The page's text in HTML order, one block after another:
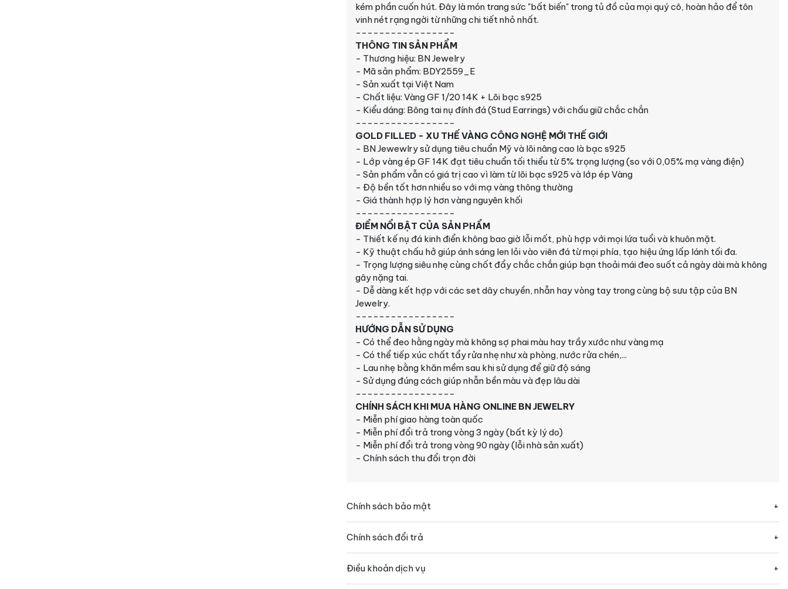
kém phần cuốn hút. Đây là món trang sức "bất biến" trong tủ đồ của mọi quý cô, hoàn hảo để tôn
vinh nét rạng ngời từ những chi tiết nhỏ nhất.
-----------------
THÔNG TIN SẢN PHẨM
- Thương hiệu: BN Jewelry
- Mã sản phẩm: BDY2559_E
- Sản xuất tại Việt Nam
- Chất liệu: Vàng GF 1/20 14K + Lõi bạc s925
- Kiểu dáng: Bông tai nụ đính đá (Stud Earrings) với chấu giữ chắc chắn
-----------------
GOLD FILLED - XU THẾ VÀNG CÔNG NGHỆ MỚI THẾ GIỚI
- BN Jewewlry sử dụng tiêu chuẩn Mỹ và lõi nâng cao là bạc s925
- Lớp vàng ép GF 14K đạt tiêu chuẩn tối thiểu từ 5% trọng lượng (so với 0,05% mạ vàng điện)
- Sản phẩm vẫn có giá trị cao vì làm từ lõi bạc s925 và lớp ép Vàng
- Độ bền tốt hơn nhiều so với mạ vàng thông thường
- Giá thành hợp lý hơn vàng nguyên khối
-----------------
ĐIỂM NỔI BẬT CỦA SẢN PHẨM
- Thiết kế nụ đá kinh điển không bao giờ lỗi mốt, phù hợp với mọi lứa tuổi và khuôn mặt.
- Kỹ thuật chấu hở giúp ánh sáng len lỏi vào viên đá từ mọi phía, tạo hiệu ứng lấp lánh tối đa.
- Trọng lượng siêu nhẹ cùng chốt đẩy chắc chắn giúp bạn thoải mái đeo suốt cả ngày dài mà không
gây nặng tai.
- Dễ dàng kết hợp với các set dây chuyền, nhẫn hay vòng tay trong cùng bộ sưu tập của BN
Jewelry.
-----------------
HƯỚNG DẪN SỬ DỤNG
- Có thể đeo hằng ngày mà không sợ phai màu hay trầy xước như vàng mạ
- Có thể tiếp xúc chất tẩy rửa nhẹ như xà phòng, nước rửa chén,...
- Lau nhẹ bằng khăn mềm sau khi sử dụng để giữ độ sáng
- Sử dụng đúng cách giúp nhẫn bền màu và đẹp lâu dài
-----------------
CHÍNH SÁCH KHI MUA HÀNG ONLINE BN JEWELRY
- Miễn phí giao hàng toàn quốc
- Miễn phí đổi trả trong vòng 3 ngày (bất kỳ lý do)
- Miễn phí đổi trả trong vòng 90 ngày (lỗi nhà sản xuất)
- Chính sách thu đổi trọn đời
Chính sách bảo mật
Chính sách đổi trả
Điều khoản dịch vụ